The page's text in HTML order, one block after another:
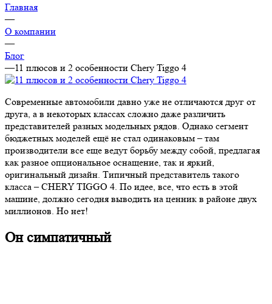
Главная
—
О компании
—
Блог
—11 плюсов и 2 особенности Chery Tiggo 4
Современные автомобили давно уже не отличаются друг от
друга, а в некоторых классах сложно даже различить
представителей разных модельных рядов. Однако сегмент
бюджетных моделей ещё не стал одинаковым – там
производители все еще ведут борьбу между собой, предлагая
как разное опциональное оснащение, так и яркий,
оригинальный дизайн. Типичный представитель такого
класса – CHERY TIGGO 4. По идее, все, что есть в этой
машине, должно сегодня выводить на ценник в районе двух
миллионов. Но нет!
Он симпатичный